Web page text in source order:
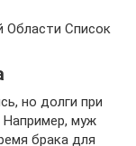
Области Список
но долги при
муж
брака для